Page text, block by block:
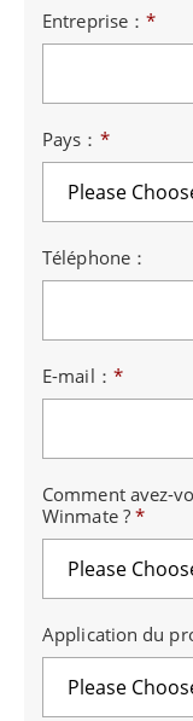
Entreprise：*
Pays： *
Téléphone：
E-mail： *
Comment avez-
Winmate ? *
Application du